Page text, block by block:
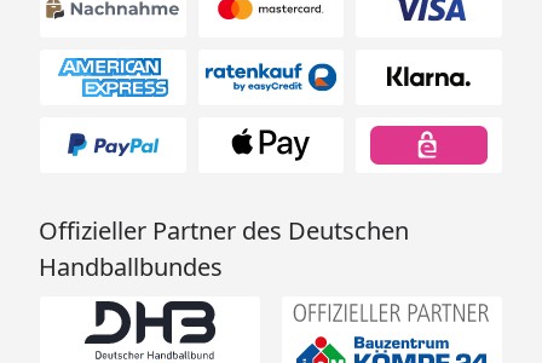
Offizieller Partner des Deutschen
Handballbundes